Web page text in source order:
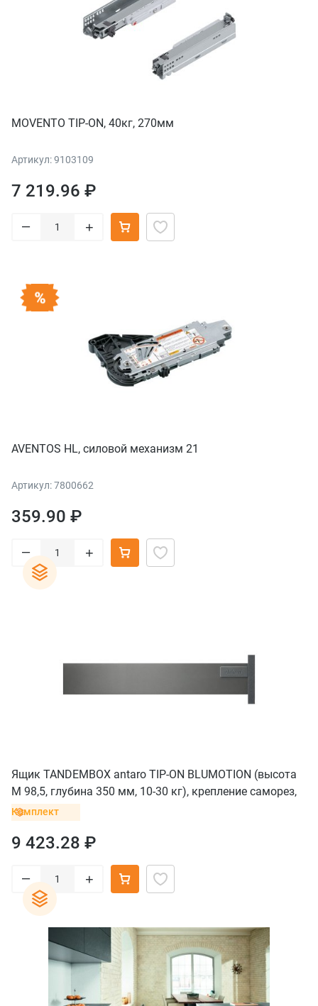
MOVENTO TIP-ON, 40кг, 270мм
Артикул: 9103109
7 219.96 ₽
– +
AVENTOS HL, силовой механизм 21
Артикул: 7800662
359.90 ₽
– +
Ящик TANDEMBOX antaro TIP-ON BLUMOTION (высота
M 98,5, глубина 350 мм, 10-30 кг), крепление саморез,
серый орион
Комплект
9 423.28 ₽
– +